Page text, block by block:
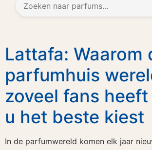
Lattafa: Waarom
parfumhuis
zoveel fans
u het beste kiest
In de parfumwereld komen elk jaar